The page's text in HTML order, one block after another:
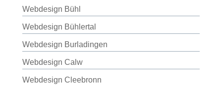
Webdesign Bühl
Webdesign Bühlertal
Webdesign Burladingen
Webdesign Calw
Webdesign Cleebronn